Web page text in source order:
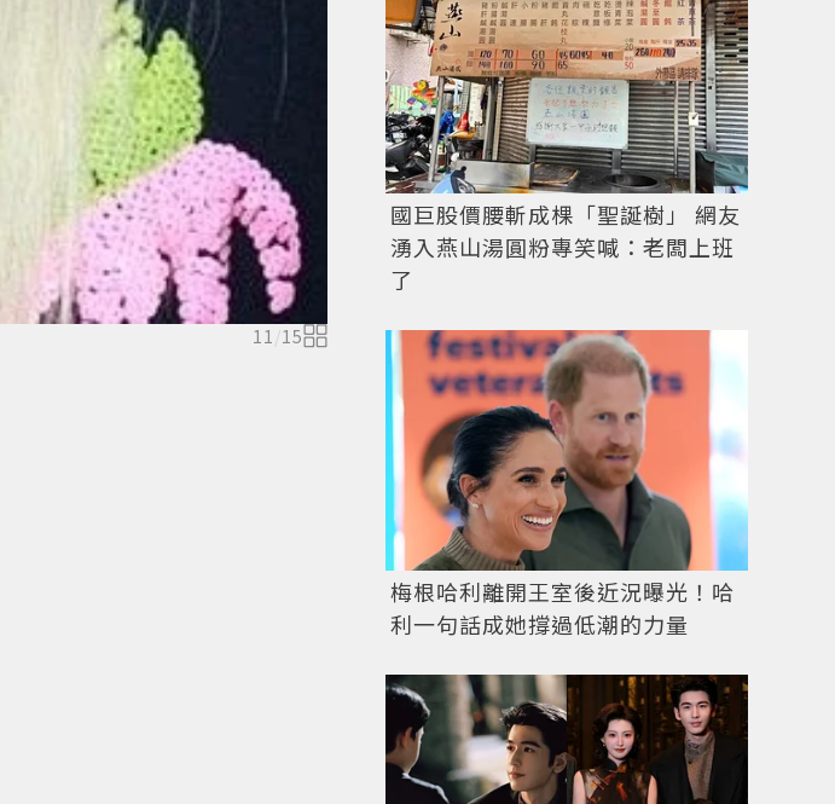
11/15
如果你有滿滿的愛的話那就把它搬到頭髮上吧！圖文：
國巨股價腰斬成棵「聖誕樹」 網友
湧入燕山湯圓粉專笑喊：老闆上班
了
梅根哈利離開王室後近況曝光！哈
利一句話成她撐過低潮的力量